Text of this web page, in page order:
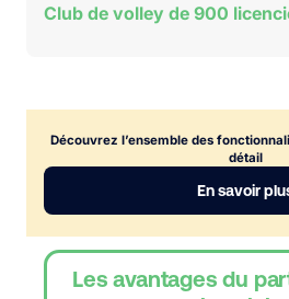
Club de volley de 900
Découvrez l’ensemble des
détail
En savoir
Les avantages du